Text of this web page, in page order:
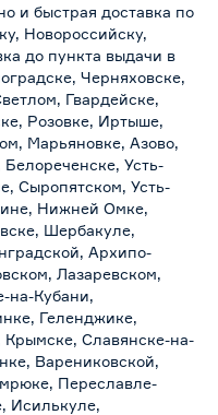
и быстрая доставка по
Новороссийску,
до пункта выдачи в
Черняховске,
Гвардейске,
Розовке, Иртыше,
Марьяновке, Азово,
Усть-
Сыропятском, Усть-
Нижней Омке,
Шербакуле,
Архипо-
Лазаревском,
на-Кубани,
Геленджике,
Славянске-на-
Варениковской,
Переславле-
Исилькуле,